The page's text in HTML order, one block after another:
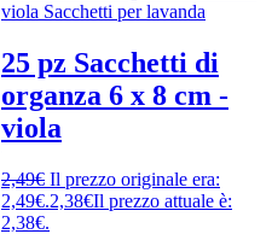
25 pz Sacchetti di
organza 6 x 8 cm -
viola
2,49€ Il prezzo originale era:
2,49€.2,38€Il prezzo attuale è:
2,38€.